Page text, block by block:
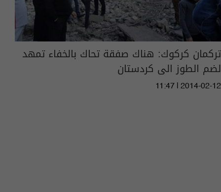
تركمان كركوك: هناك صفقة تحاك بالخفاء تمهد
لضم الطوز الى كردستان
11:47 | 2014-02-12